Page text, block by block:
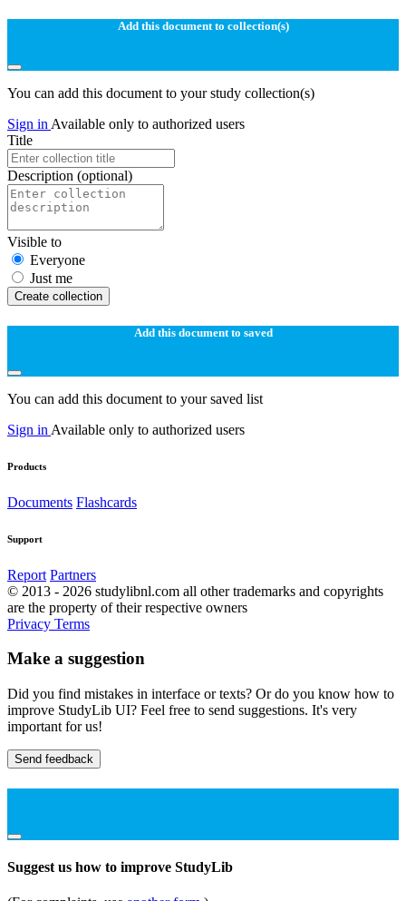
Add this document to collection(s)
You can add this document to your study collection(s)
Sign in Available only to authorized users
Title
Description (optional)
Visible to
Everyone
Just me
Create collection
Add this document to saved
You can add this document to your saved list
Sign in Available only to authorized users
Products
Documents Flashcards
Support
Report Partners
© 2013 - 2026 studylibnl.com all other trademarks and copyrights
are the property of their respective owners
Privacy Terms
Make a suggestion
Did you find mistakes in interface or texts? Or do you know how to
improve StudyLib UI? Feel free to send suggestions. It's very
important for us!
Send feedback
Suggest us how to improve StudyLib